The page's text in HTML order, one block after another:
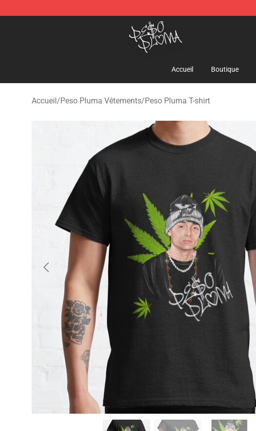
Peso Pluma Store - Official Peso Pluma Merchandise Shop
Accueil Boutique
Accueil/Peso Pluma Vêtements/Peso Pluma T-shirt